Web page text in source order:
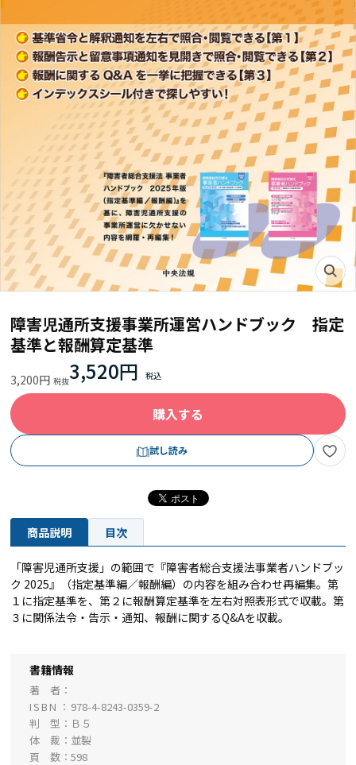
障害児通所支援事業所運営ハンドブック 指定
基準と報酬算定基準
3,200円 3,520円
購入する
試し読み
商品説明 目次
「障害児通所支援」の範囲で『障害者総合支援法事業者ハンドブッ
ク 2025』（指定基準編／報酬編）の内容を組み合わせ再編集。第
１に指定基準を、第２に報酬算定基準を左右対照表形式で収載。第
３に関係法令・告示・通知、報酬に関するQ&Aを収載。
書籍情報
著 者
ISBN
978-4-8243-0359-2
判 型
Ｂ５
体 裁
並製
頁 数
598